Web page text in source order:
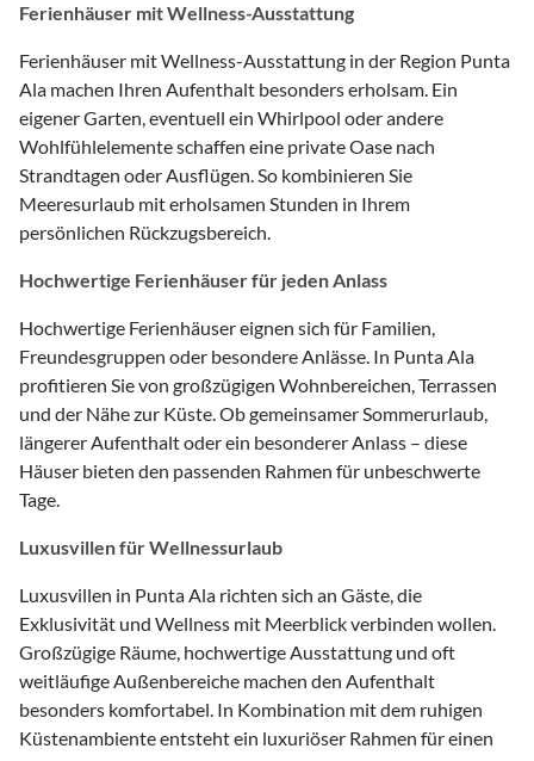
Ferienhäuser mit Wellness-Ausstattung
Ferienhäuser mit Wellness-Ausstattung in der Region Punta
Ala machen Ihren Aufenthalt besonders erholsam. Ein
eigener Garten, eventuell ein Whirlpool oder andere
Wohlfühlelemente schaffen eine private Oase nach
Strandtagen oder Ausflügen. So kombinieren Sie
Meeresurlaub mit erholsamen Stunden in Ihrem
persönlichen Rückzugsbereich.
Hochwertige Ferienhäuser für jeden Anlass
Hochwertige Ferienhäuser eignen sich für Familien,
Freundesgruppen oder besondere Anlässe. In Punta Ala
profitieren Sie von großzügigen Wohnbereichen, Terrassen
und der Nähe zur Küste. Ob gemeinsamer Sommerurlaub,
längerer Aufenthalt oder ein besonderer Anlass – diese
Häuser bieten den passenden Rahmen für unbeschwerte
Tage.
Luxusvillen für Wellnessurlaub
Luxusvillen in Punta Ala richten sich an Gäste, die
Exklusivität und Wellness mit Meerblick verbinden wollen.
Großzügige Räume, hochwertige Ausstattung und oft
weitläufige Außenbereiche machen den Aufenthalt
besonders komfortabel. In Kombination mit dem ruhigen
Küstenambiente entsteht ein luxuriöser Rahmen für einen